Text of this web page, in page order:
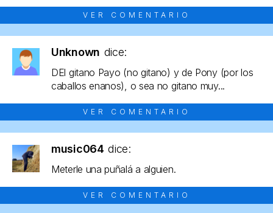
VER COMENTARIO
Unknown dice:
DEl gitano Payo (no gitano) y de Pony (por los
caballos enanos), o sea no gitano muy...
VER COMENTARIO
music064 dice:
Meterle una puñalá a alguien.
VER COMENTARIO